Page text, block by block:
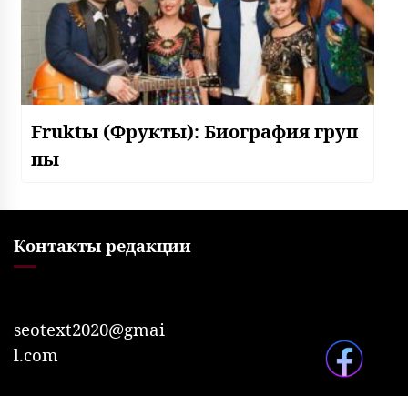
Fruktы (Фрукты): Биография груп
пы
Контакты редакции
seotext2020@gmai
l.com